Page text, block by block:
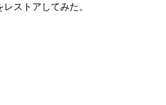
ストアしてみた。